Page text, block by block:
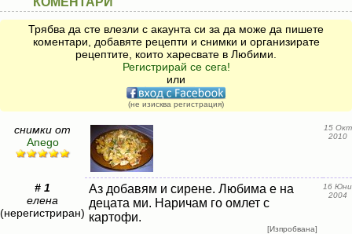
Трябва да сте влезли с акаунта си за да може да пишете
коментари, добавяте рецепти и снимки и организирате
рецептите, които харесвате в Любими.
Регистрирай се сега!
или
(не изисква регистрация)
снимки от
Anego
15 Окт
2010
# 1
елена
(нерегистриран)
Аз добавям и сирене. Любима е на
децата ми. Наричам го омлет с
картофи.
[Изпробвана]
16 Юни
2004